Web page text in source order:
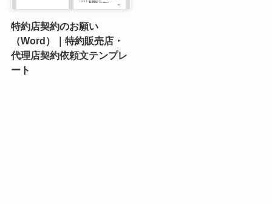
特約店契約のお願い
（Word）｜特約販売店・
代理店契約依頼文テンプレ
ート